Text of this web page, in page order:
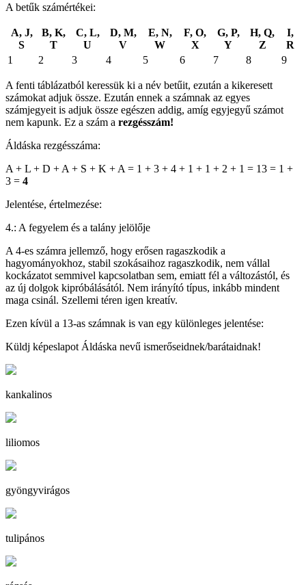
A betűk számértékei:
A, J,
S
B, K,
T
C, L,
U
D, M,
V
E, N,
W
F, O,
X
G, P,
Y
H, Q,
Z
I,
R
1
2 3 4 5 6 7 8 9
A fenti táblázatból keressük ki a név betűit, ezután a kikeresett
számokat adjuk össze. Ezután ennek a számnak az egyes
számjegyeit is adjuk össze egészen addig, amíg egyjegyű számot
nem kapunk. Ez a szám a rezgésszám!
Áldáska rezgésszáma:
A + L + D + A + S + K + A = 1 + 3 + 4 + 1 + 1 + 2 + 1 = 13 = 1 +
3 = 4
Jelentése, értelmezése:
4.: A fegyelem és a talány jelölője
A 4-es számra jellemző, hogy erősen ragaszkodik a
hagyományokhoz, stabil szokásaihoz ragaszkodik, nem vállal
kockázatot semmivel kapcsolatban sem, emiatt fél a változástól, és
az új dolgok kipróbálásától. Nem irányító típus, inkább mindent
maga csinál. Szellemi téren igen kreatív.
Ezen kívül a 13-as számnak is van egy különleges jelentése:
Küldj képeslapot Áldáska nevű ismerőseidnek/barátaidnak!
kankalinos
liliomos
gyöngyvirágos
tulipános